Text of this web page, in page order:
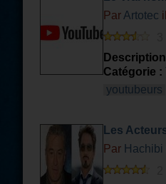
Par Artotec
Catégorie :
youtubeurs
Les
Par Hachibi